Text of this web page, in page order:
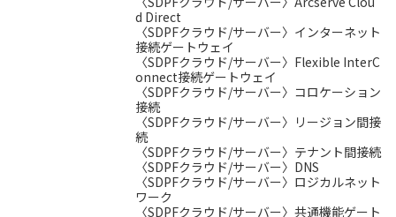
d Direct
〈SDPFクラウド/サーバー〉インターネット
接続ゲートウェイ
〈SDPFクラウド/サーバー〉Flexible InterC
onnect接続ゲートウェイ
〈SDPFクラウド/サーバー〉コロケーション
接続
〈SDPFクラウド/サーバー〉リージョン間接
続
〈SDPFクラウド/サーバー〉テナント間接続
〈SDPFクラウド/サーバー〉DNS
〈SDPFクラウド/サーバー〉ロジカルネット
ワーク
〈SDPFクラウド/サーバー〉共通機能ゲート